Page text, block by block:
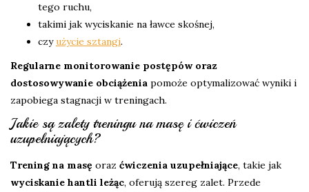
tego ruchu,
takimi jak wyciskanie na ławce skośnej,
czyużycie sztangi.
Regularne monitorowanie postępów oraz
dostosowywanie obciążenia pomoże optymalizować wyniki i
zapobiega stagnacji w treningach.
Jakie są zalety treningu na masę i ćwiczeń
uzupełniających?
Trening na masę oraz ćwiczenia uzupełniające, takie jak
wyciskanie hantli leżąc, oferują szereg zalet. Przede